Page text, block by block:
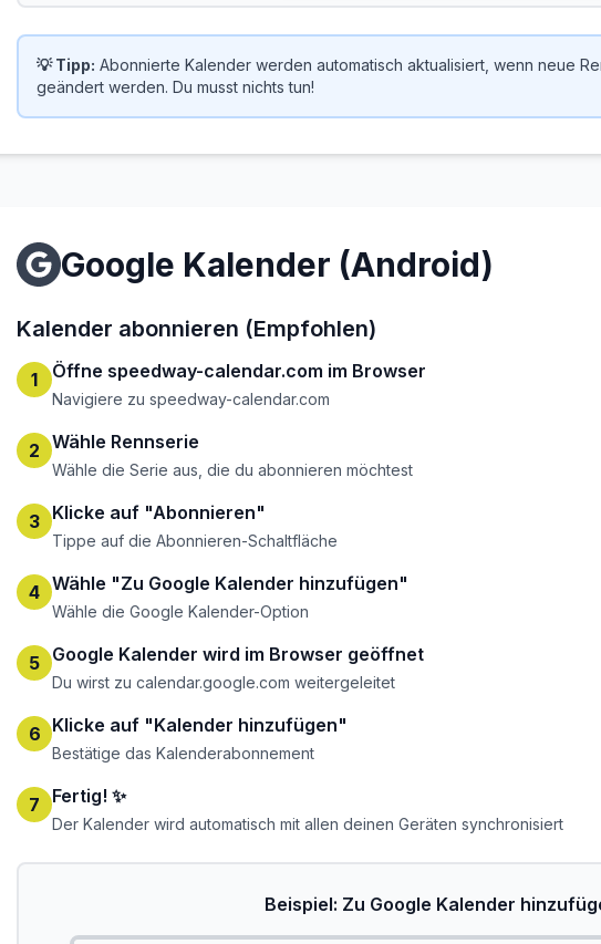
💡 Tipp: Abonnierte Kalender werden automatisch aktualisiert, wenn neue
geändert werden. Du musst nichts tun!
Google Kalender (Android)
Kalender abonnieren (Empfohlen)
1 Öffne speedway-calendar.com im Browser
Navigiere zu speedway-calendar.com
2 Wähle Rennserie
Wähle die Serie aus, die du abonnieren möchtest
3 Klicke auf "Abonnieren"
Tippe auf die Abonnieren-Schaltfläche
4 Wähle "Zu Google Kalender hinzufügen"
Wähle die Google Kalender-Option
5 Google Kalender wird im Browser geöffnet
Du wirst zu calendar.google.com weitergeleitet
6 Klicke auf "Kalender hinzufügen"
Bestätige das Kalenderabonnement
7 Fertig! ✨
Der Kalender wird automatisch mit allen deinen Geräten synchronisiert
Beispiel: Zu Google Kalender